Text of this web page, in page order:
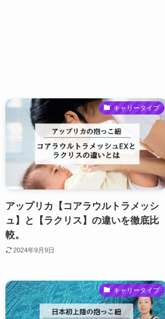
キャリータイプ
アップリカ【コアラウルトラメッシ
ュ】と【ラクリス】の違いを徹底比
較。
2024年9月9日
キャリータイプ